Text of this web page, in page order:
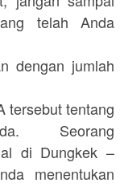
telah Anda
dengan jumlah
tersebut tentang
Seorang
di Dungkek –
menentukan